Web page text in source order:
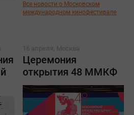
Все новости о Московском
международном кинофестивале
16 апреля, Москва
Церемония
открытия 48 ММКФ